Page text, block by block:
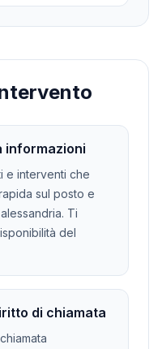
informazioni
e interventi che
sul posto e
Ti
del
di chiamata